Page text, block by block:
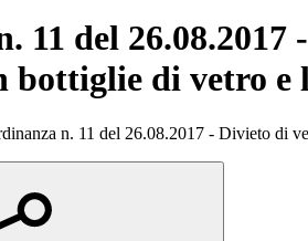
11 del
bottiglie di vetro e
n. 11 del 26.08.2017 - Divieto di